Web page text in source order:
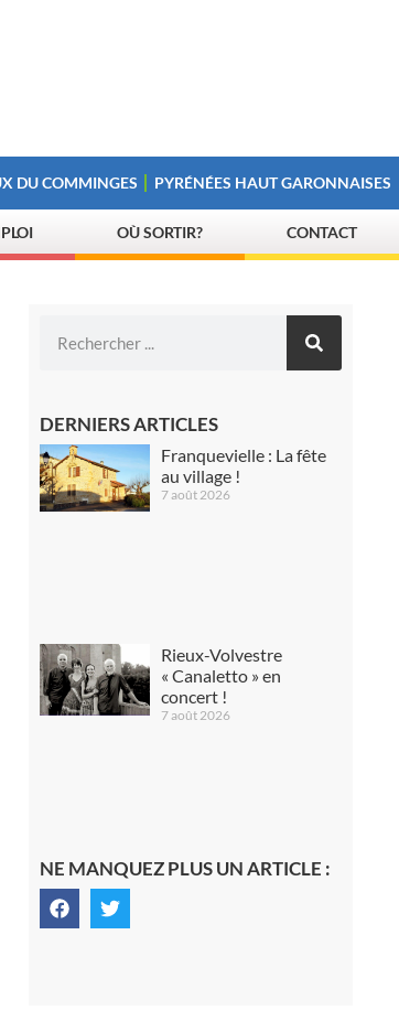
DU COMMINGES PYRÉNÉES HAUT GARONNAISES
OÙ SORTIR? CONTACT
DERNIERS ARTICLES
Franquevielle : La fête
au village !
7 août 2026
Rieux-Volvestre
« Canaletto » en
concert !
7 août 2026
NE MANQUEZ PLUS UN ARTICLE :